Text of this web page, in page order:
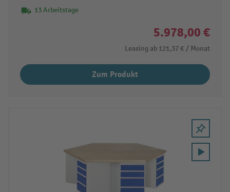
13 Arbeitstage
5.978,00 €
Leasing ab 121,37 € / Monat
Zum Produkt